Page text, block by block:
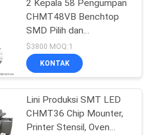
2 Kepala 58 Pengumpan
CHMT48VB Benchtop
SMD Pilih dan
Tempatkan Robot All in
one Chip Mounter
$3800 MOQ:1
KONTAK
Lini Produksi SMT LED
CHMT36 Chip Mounter,
Printer Stensil, Oven